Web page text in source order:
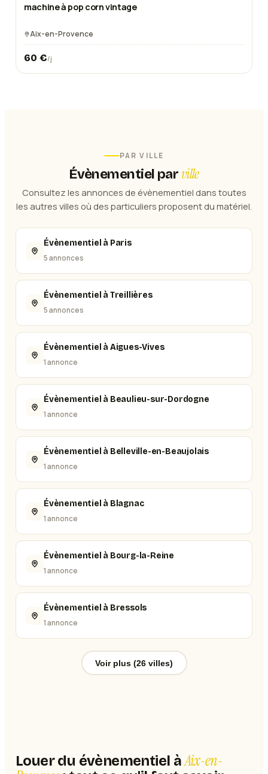
machine à pop corn vintage
Aix-en-Provence
60 €/j
PAR VILLE
Évènementiel parville
Consultez les annonces de évènementiel dans toutes
les autres villes où des particuliers proposent du matériel.
Évènementiel à Paris
5 annonces
Évènementiel à Treillières
5 annonces
Évènementiel à Aigues-Vives
1 annonce
Évènementiel à Beaulieu-sur-Dordogne
1 annonce
Évènementiel à Belleville-en-Beaujolais
1 annonce
Évènementiel à Blagnac
1 annonce
Évènementiel à Bourg-la-Reine
1 annonce
Évènementiel à Bressols
1 annonce
Voir plus (26 villes)
Louer du évènementiel àAix-en-